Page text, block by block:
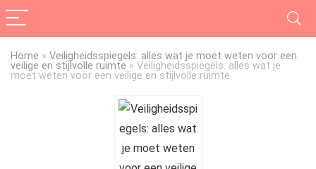
Home » Veiligheidsspiegels: alles wat je moet weten voor een
veilige en stijlvolle ruimte » Veiligheidsspiegels: alles wat je
moet weten voor een veilige en stijlvolle ruimte